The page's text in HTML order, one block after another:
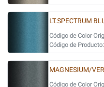
LT.SPECTRUM
Código de Color
Código de Producto:
MAGNESIUM/
Código de Color